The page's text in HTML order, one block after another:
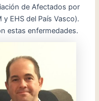
de Afectados por
EHS del País Vasco).
estas enfermedades.